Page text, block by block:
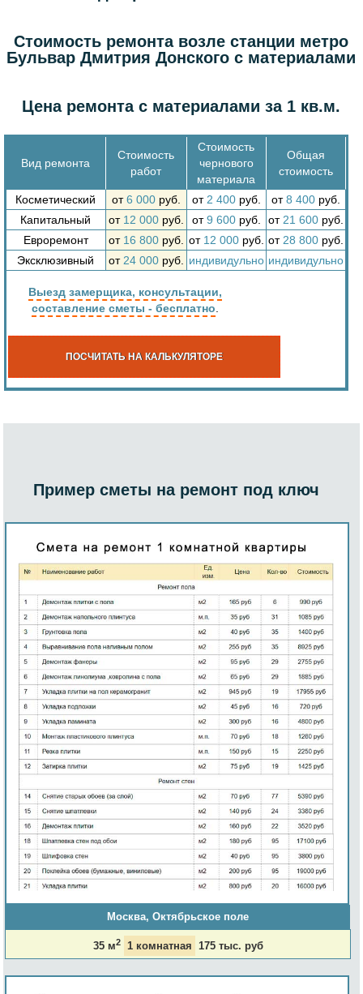
Стоимость ремонта возле станции метро
Бульвар Дмитрия Донского с материалами
Цена ремонта с материалами за 1 кв.м.
Вид ремонта
Стоимость
работ
Стоимость
чернового
материала
Общая
стоимость
Косметический от6 000руб. от 2 400руб. от8 400руб.
Капитальный
от 12 000руб. от9 600руб. от 21 600руб.
Евроремонт
от 16 800руб. от 12 000руб. от 28 800руб.
Эксклюзивный
от 24 000руб. индивидульно индивидульно
Выезд замерщика, консультации,
составление сметы - бесплатно
ПОСЧИТАТЬ НА КАЛЬКУЛЯТОРЕ
Пример сметы на ремонт под ключ
Москва, Октябрьское поле
35 м2 1 комнатная 175 тыс. руб